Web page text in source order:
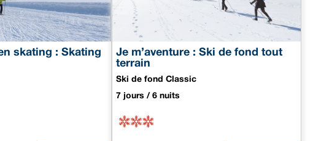
skating : Skating
Je m’aventure : Ski de fond tout
terrain
Ski de fond Classic
7 jours / 6 nuits